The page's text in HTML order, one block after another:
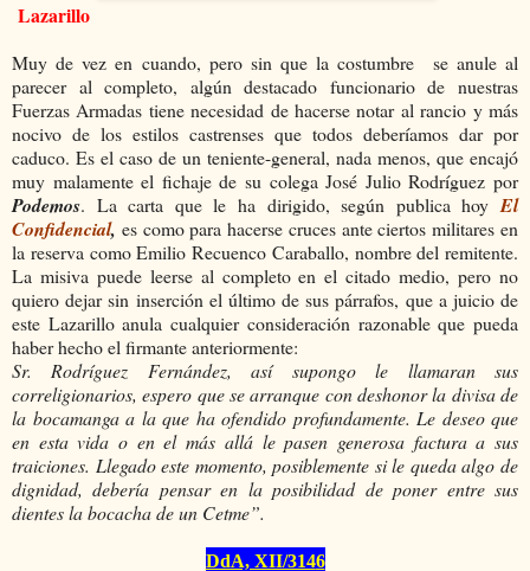
Lazarillo
Muy de vez en cuando, pero sin que la costumbre se anule al
parecer al completo, algún destacado funcionario de nuestras
Fuerzas Armadas tiene necesidad de hacerse notar al rancio y más
nocivo de los estilos castrenses que todos deberíamos dar por
caduco. Es el caso de un teniente-general, nada menos, que encajó
muy malamente el fichaje de su colega José Julio Rodríguez por
Podemos. La carta que le ha dirigido, según publica hoy El
Confidencial, es como para hacerse cruces ante ciertos militares en
la reserva como Emilio Recuenco Caraballo, nombre del remitente.
La misiva puede leerse al completo en el citado medio, pero no
quiero dejar sin inserción el último de sus párrafos, que a juicio de
este Lazarillo anula cualquier consideración razonable que pueda
haber hecho el firmante anteriormente:
Sr. Rodríguez Fernández, así supongo le llamaran sus
correligionarios, espero que se arranque con deshonor la divisa de
la bocamanga a la que ha ofendido profundamente. Le deseo que
en esta vida o en el más allá le pasen generosa factura a sus
traiciones. Llegado este momento, posiblemente si le queda algo de
dignidad, debería pensar en la posibilidad de poner entre sus
dientes la bocacha de un Cetme”.
DdA, XII/3146